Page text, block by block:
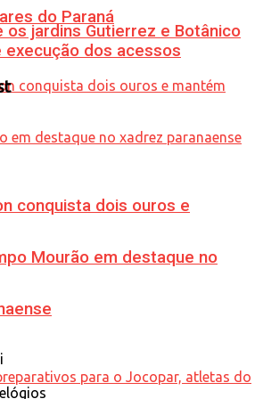
do Paraná
conquista dois ouros e
Mourão em destaque no
os jardins Gutierrez e Botânico
dos acessos